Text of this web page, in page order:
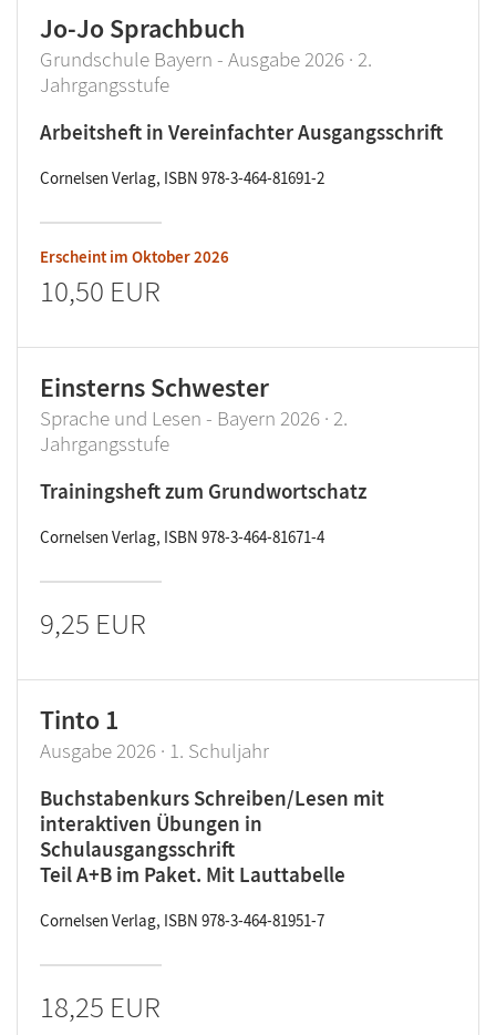
Jo-Jo Sprachbuch
Grundschule Bayern - Ausgabe 2026 · 2.
Jahrgangsstufe
Arbeitsheft in Vereinfachter Ausgangsschrift
Cornelsen Verlag, ISBN 978-3-464-81691-2
Erscheint im Oktober 2026
10,50 EUR
Einsterns Schwester
Sprache und Lesen - Bayern 2026 · 2.
Jahrgangsstufe
Trainingsheft zum Grundwortschatz
Cornelsen Verlag, ISBN 978-3-464-81671-4
9,25 EUR
Tinto 1
Ausgabe 2026 · 1. Schuljahr
Buchstabenkurs Schreiben/Lesen mit
interaktiven Übungen in
Schulausgangsschrift
Teil A+B im Paket. Mit Lauttabelle
Cornelsen Verlag, ISBN 978-3-464-81951-7
18,25 EUR